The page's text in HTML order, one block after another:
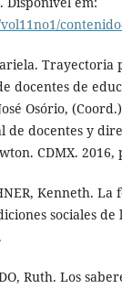
Trayectoria
docentes de
Osório,
docentes y
CDMX. 2016,
Kenneth. La
sociales de
Ruth. Los